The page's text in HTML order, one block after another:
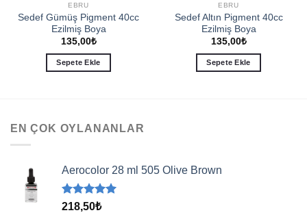
EBRU
Sedef Gümüş Pigment 40cc
Ezilmiş Boya
135,00₺
Sepete Ekle
EBRU
Sedef Altın Pigment 40cc
Ezilmiş Boya
135,00₺
Sepete Ekle
EN ÇOK OYLANANLAR
Aerocolor 28 ml 505 Olive Brown
5 üzerinden
218,50₺